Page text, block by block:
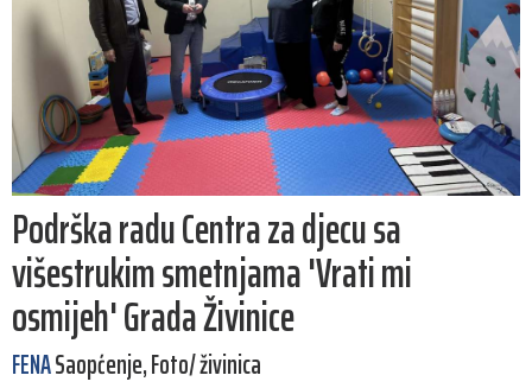
Podrška radu Centra za djecu sa
višestrukim smetnjama 'Vrati mi
osmijeh' Grada Živinice
FENASaopćenje, Foto/ živinica